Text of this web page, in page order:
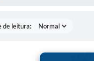
de leitura: